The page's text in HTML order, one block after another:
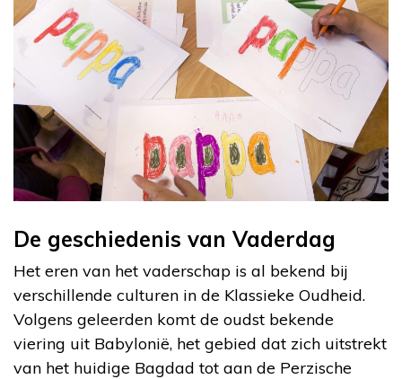
De geschiedenis van Vaderdag
Het eren van het vaderschap is al bekend bij
verschillende culturen in de Klassieke Oudheid.
Volgens geleerden komt de oudst bekende
viering uit Babylonië, het gebied dat zich uitstrekt
van het huidige Bagdad tot aan de Perzische